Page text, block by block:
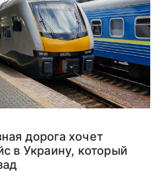
дорога хочет
в Украину, который